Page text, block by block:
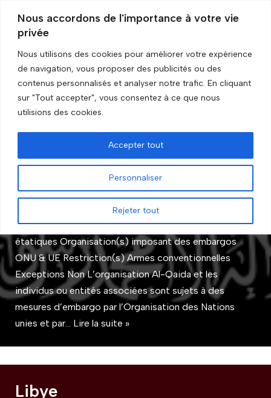
Nous accordons de l'importance à votre vie
privée
Nous utilisons des cookies pour améliorer votre expérience
de navigation, vous proposer des publicités ou des
contenus personnalisés et analyser notre trafic. En cliquant
sur "Tout accepter", vous consentez à ce que nous
utilisions des cookies.
Personnaliser
Rejeter tout
Accepter tout
Aller
au
contenu
Accueil »Organisation(s)»ONU & UE
ONU & UE
Al-Qaïda et entités associées
parGRIP Recherche
Statut de l’embargo En cours Entité Acteurs non
étatiques Organisation(s) imposant des embargos
ONU & UE Restriction(s) Armes conventionnelles
Exceptions Non L’organisation Al-Qaida et les
individus ou entités associées sont sujets à des
mesures d’embargo par l’Organisation des Nations
unies et par… Lire la suite »
Libye